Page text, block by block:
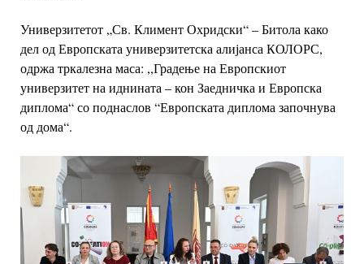
Универзитетот „Св. Климент Охридски“ – Битола како
дел од Европскатауниверзитетска алијанса КОЛОРС,
одржа тркалезна маса: ,,Градење на Европскиот
универзитет на иднината – кон Заедничка и Европска
диплома“ со поднаслов “Европската диплома започнува
од дома“.